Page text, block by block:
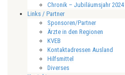
Chronik – Jubiläumsjahr 2024
Links / Partner
Sponsoren/Partner
Ärzte in den Regionen
KVEB
Kontaktadressen Ausland
Hilfsmittel
Diverses